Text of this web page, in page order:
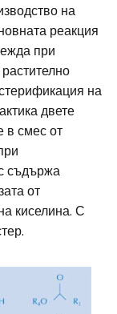
на
реакция
при
на
двете
в смес от
съдържа
от
киселина. С